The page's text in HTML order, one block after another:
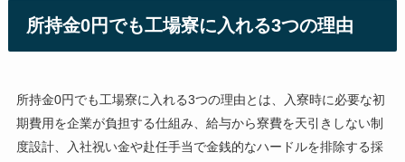
所持金0円でも工場寮に入れる3つの理由
所持金0円でも工場寮に入れる3つの理由とは、入寮時に必要な初
期費用を企業が負担する仕組み、給与から寮費を天引きしない制
度設計、入社祝い金や赴任手当で金銭的なハードルを排除する採